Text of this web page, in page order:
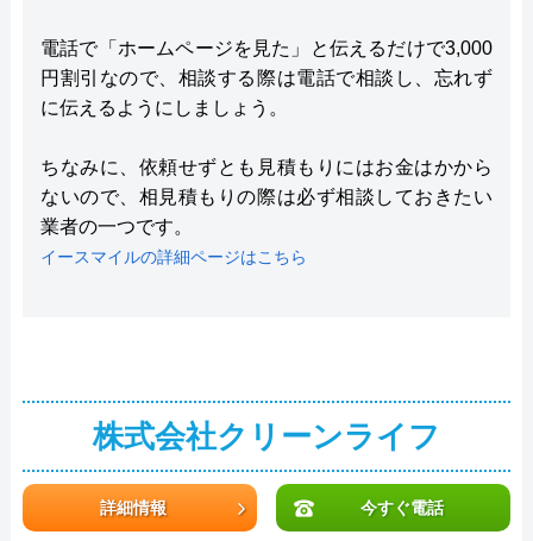
電話で「ホームページを見た」と伝えるだけで3,000
円割引なので、相談する際は電話で相談し、忘れず
に伝えるようにしましょう。
ちなみに、依頼せずとも見積もりにはお金はかから
ないので、相見積もりの際は必ず相談しておきたい
業者の一つです。
イースマイルの詳細ページはこちら
株式会社クリーンライフ
詳細情報 今すぐ電話